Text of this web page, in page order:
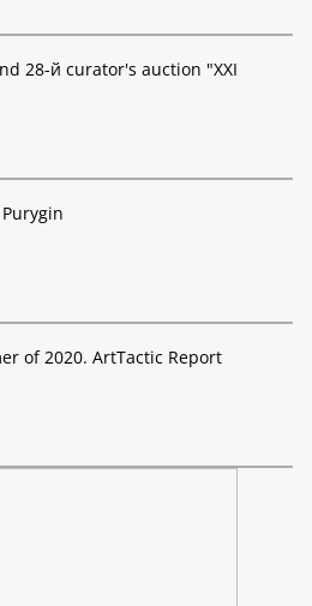
28-й curator's auction "XXI
of 2020. ArtTactic Report